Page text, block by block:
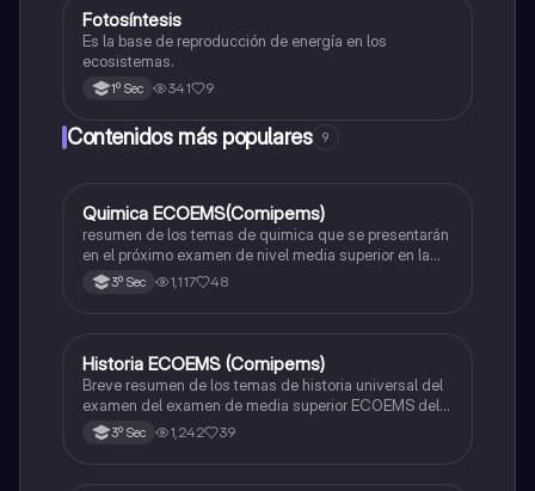
Biología
Fotosíntesis
Es la base de reproducción de energía en los
ecosistemas.
1º Sec 341 9
Contenidos más populares 9
Química
Quimica ECOEMS(Comipems)
resumen de los temas de quimica que se presentarán
en el próximo examen de nivel media superior en la
zona metropolitana de el valle de México
3º Sec 1,117 48
Historia
Historia ECOEMS (Comipems)
Breve resumen de los temas de historia universal del
examen del examen de media superior ECOEMS del
valle de México
3º Sec 1,242 39